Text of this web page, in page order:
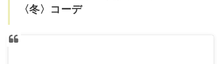
〈冬〉コーデ